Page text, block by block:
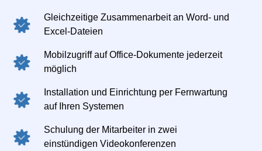
Gleichzeitige Zusammenarbeit an Word- und
Excel-Dateien
Mobilzugriff auf Office-Dokumente jederzeit
möglich
Installation und Einrichtung per Fernwartung
auf Ihren Systemen
Schulung der Mitarbeiter in zwei
einstündigen Videokonferenzen